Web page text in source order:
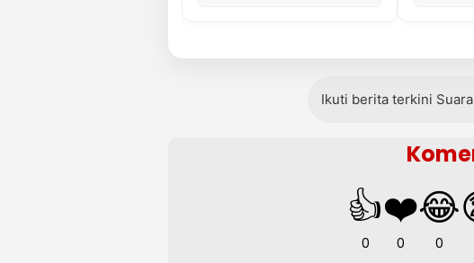
Ikuti berita terkini
👍
0
❤️
0
😂
0